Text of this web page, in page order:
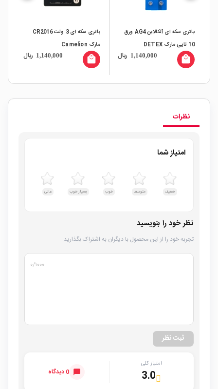
باتری سکه ای آلکالاین AG4 ورق
10 تایی مارک DETEX
1,140,000 ریال local_mall
باتری سکه ای 3 ولت CR2016
مارک Camelion
1,140,000 ریال local_mall
نظرات
امتیاز شما
ضعیف متوسط خوب بسیار خوب عالی
نظر خود را بنویسید
تجربه خود را از این محصول با دیگران به اشتراک بگذارید.
۰/۱۰۰۰
ثبت نظر
امتیاز کلی
3.0 0 دیدگاه